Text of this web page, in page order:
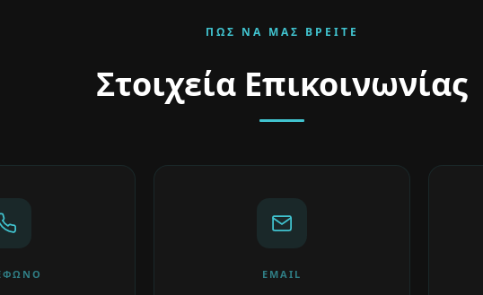
ΠΏΣ ΝΑ ΜΑΣ ΒΡΕΊΤΕ
Στοιχεία Επικοινωνίας
EMAIL